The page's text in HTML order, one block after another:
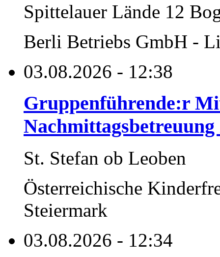
Spittelauer Lände 12
Berli Betriebs GmbH -
03.08.2026 - 12:38
Gruppenführende:r
St. Stefan ob Leoben
Österreichische
Steiermark
03.08.2026 - 12:34